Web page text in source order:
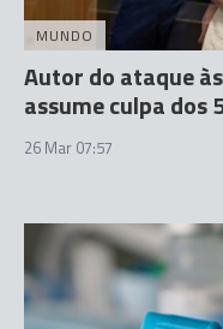
MUNDO
Autor do ataque
assume culpa dos
26 Mar 07:57